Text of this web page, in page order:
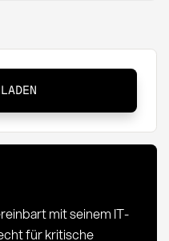
mit seinem IT-
für kritische